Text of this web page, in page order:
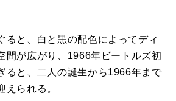
ると、白と黒の配色によってディ
間が広がり、1966年ビートルズ初
ると、二人の誕生から1966年まで
えられる。